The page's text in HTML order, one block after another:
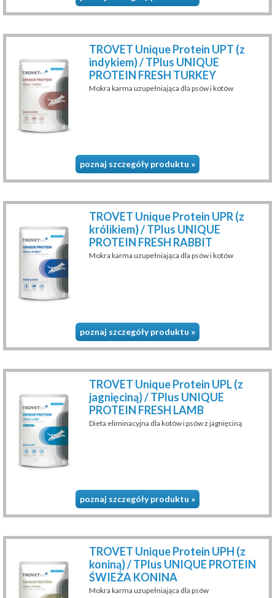
TROVET Unique Protein UPT (z
indykiem) / TPlus UNIQUE
PROTEIN FRESH TURKEY
Mokra karma uzupełniająca dla psów i kotów
poznaj szczegóły produktu »
TROVET Unique Protein UPR (z
królikiem) / TPlus UNIQUE
PROTEIN FRESH RABBIT
Mokra karma uzupełniająca dla psów i kotów
poznaj szczegóły produktu »
TROVET Unique Protein UPL (z
jagnięciną) / TPlus UNIQUE
PROTEIN FRESH LAMB
Dieta eliminacyjna dla kotów i psów z jagnięciną
poznaj szczegóły produktu »
TROVET Unique Protein UPH (z
koniną) / TPlus UNIQUE PROTEIN
ŚWIEŻA KONINA
Mokra karma uzupełniająca dla psów